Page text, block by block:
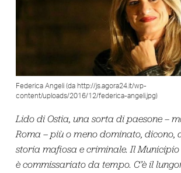
Federica Angeli (da http://js.agora24.it/wp-
content/uploads/2016/12/federica-angeli.jpg)
Lido di Ostia, una sorta di paesone –
Roma – più o meno dominato, dicono,
storia mafiosa e criminale. Il Municipio
è commissariato da tempo. C’è il